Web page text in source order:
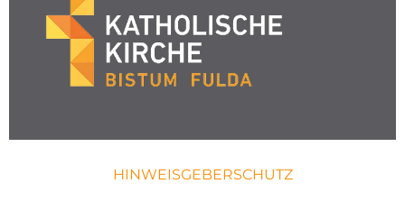
HINWEISGEBERSCHUTZ